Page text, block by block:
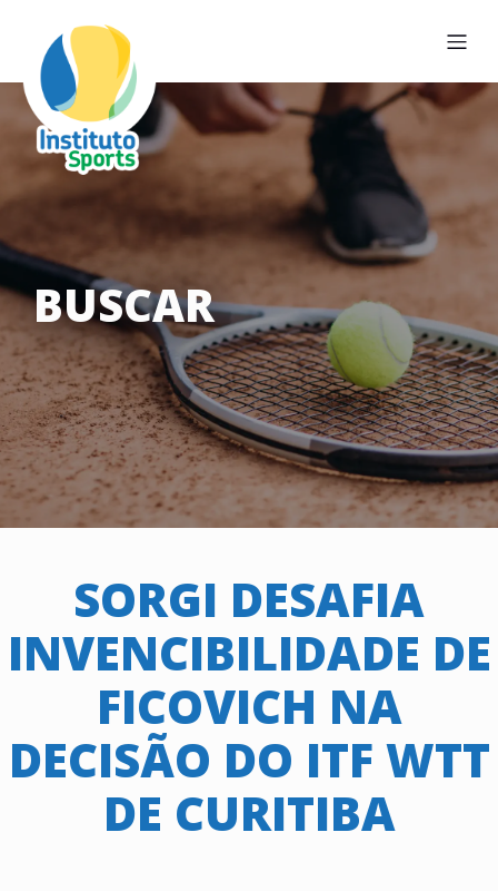
BUSCAR
SORGI DESAFIA
INVENCIBILIDADE DE
FICOVICH NA
DECISÃO DO ITF WTT
DE CURITIBA